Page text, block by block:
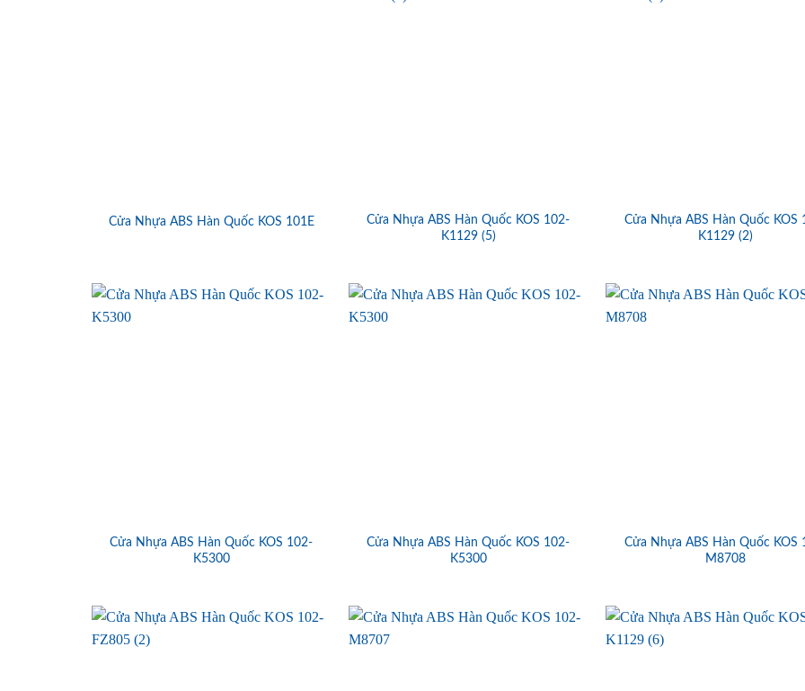
Cửa Nhựa ABS Hàn Quốc KOS 101E
Cửa Nhựa ABS Hàn Quốc KOS 102-
K1129 (5)
Cửa Nhựa ABS Hàn Quốc KOS
K1129 (2)
Cửa Nhựa ABS Hàn Quốc KOS 102-
K5300
Cửa Nhựa ABS Hàn Quốc KOS 102-
K5300
Cửa Nhựa ABS Hàn Quốc KOS
M8708